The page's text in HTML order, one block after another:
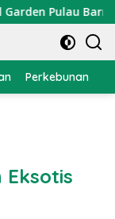
Barrang Caddi
Perkebunan